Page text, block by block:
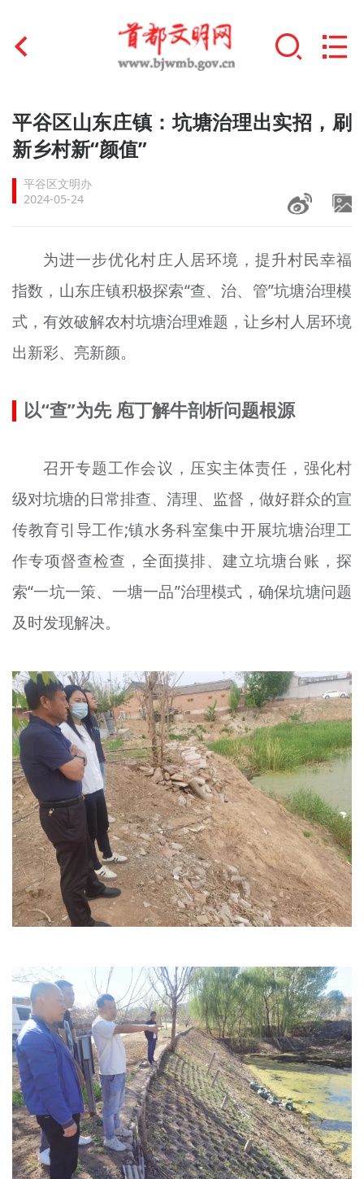
首页
文明创建
文明实践
未成年人思想道德建设
榜样人物
+
身边好人
北京宣传文化引导基金
宣传思想文化人才
专题
资料库
+
平谷区山东庄镇：坑塘治理出实招，刷
新乡村新“颜值”
平谷区文明办
2024-05-24
为进一步优化村庄人居环境，提升村民幸福
指数，山东庄镇积极探索“查、治、管”坑塘治理模
式，有效破解农村坑塘治理难题，让乡村人居环境
出新彩、 亮新颜。
以“查”为先 庖丁解牛剖析问题根源
召开专题工作会议，压实主体责任，强化村
级对坑塘的日常排查、清理、监督，做好群众的宣
传教育引导工作;镇水务科室集中开展坑塘治理工
作专项督查检查，全面摸排、建立坑塘台账，探
索“一坑一策、一塘一品”治理模式，确保坑塘问题
及时发现解决。